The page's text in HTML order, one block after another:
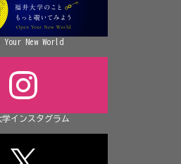
Your New World
学インスタグラム